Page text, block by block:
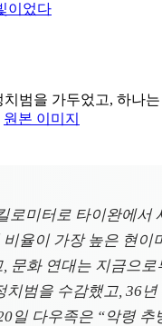
이었다
원본 이미지
로미터로 타이완에서
율이 가장 높은 현
문화 연대는 지금으
범을 수감했고, 36
일 다우족은 “악령